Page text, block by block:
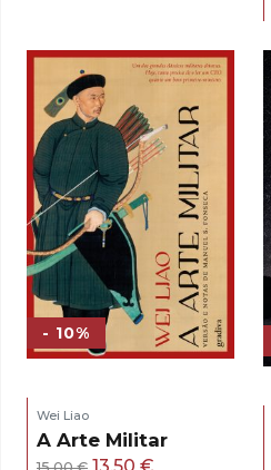
- 10%
Wei Liao
A Arte Militar
O